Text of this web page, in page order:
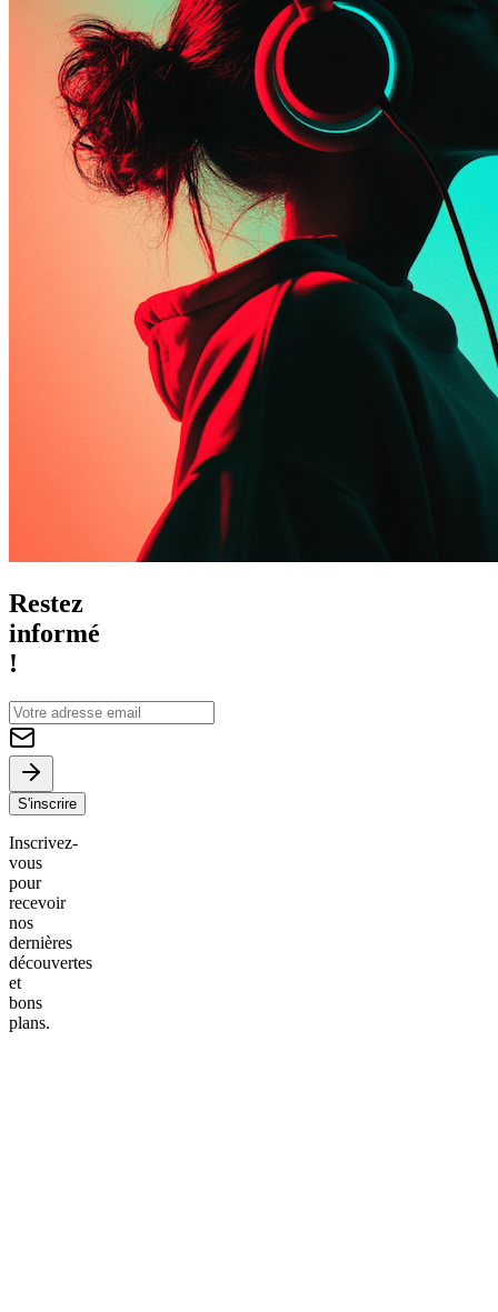
Restez
informé
!
S'inscrire
Inscrivez-
vous
pour
recevoir
nos
dernières
découvertes
et
bons
plans.